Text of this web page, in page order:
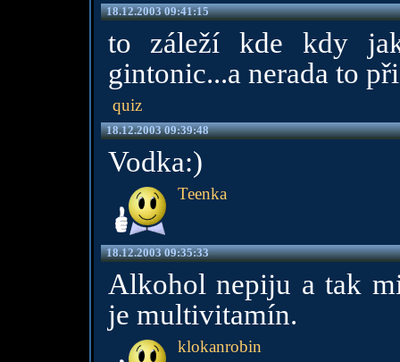
18.12.2003 09:41:15
to záleží kde kdy
gintonic...a nerada to
quiz
18.12.2003 09:39:48
Vodka:)
Teenka
18.12.2003 09:35:33
Alkohol nepiju a tak
je multivitamín.
klokanrobin